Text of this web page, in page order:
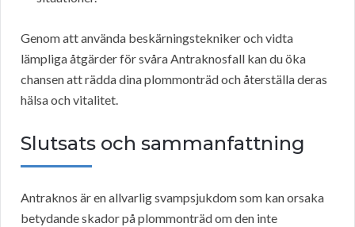
Genom att använda beskärningstekniker och vidta
lämpliga åtgärder för svåra Antraknosfall kan du öka
chansen att rädda dina plommonträd och återställa deras
hälsa och vitalitet.
Slutsats och sammanfattning
Antraknos är en allvarlig svampsjukdom som kan orsaka
betydande skador på plommonträd om den inte